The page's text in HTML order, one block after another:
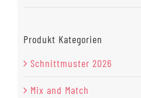
Produkt Kategorien
Schnittmuster 2026
Mix and Match